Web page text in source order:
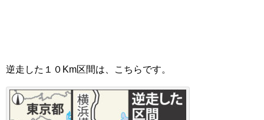
逆走した１０Km区間は、こちらです。